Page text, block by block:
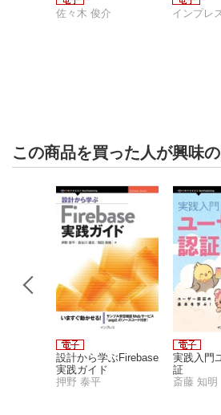
佐々木 俊介 インプレ
この商品を買った人が興味
設計から学ぶFirebase
実践ガイド
押野 泰平
実践入門
証
斎藤 知明